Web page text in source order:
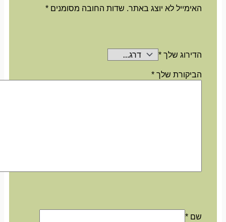
האימייל לא יוצג באתר. שדות החובה מסומנים*
הדירוג שלך*
הביקורת שלך*
שם*